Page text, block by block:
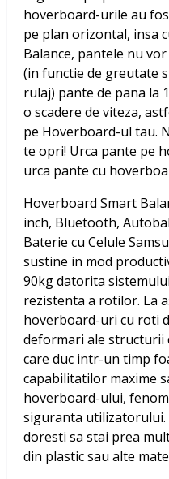
hoverboard-urile au
pe plan orizontal, insa
Balance, pantele nu
(in functie de greutate
rulaj) pante de pana la
o scadere de viteza,
pe Hoverboard-ul tau.
te opri! Urca pante pe
urca pante cu
Hoverboard Smart
inch, Bluetooth,
Baterie cu Celule
sustine in mod
90kg datorita
rezistenta a rotilor. La
hoverboard-uri cu roti
deformari ale structurii
care duc intr-un timp
capabilitatilor maxime
hoverboard-ului,
siguranta utilizatorului.
doresti sa stai prea
din plastic sau alte